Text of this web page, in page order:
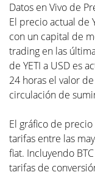
Datos en Vivo de
El precio actual de
con un capital de
trading en las
de YETI a USD es
24 horas el valor
circulación de
El gráfico de
tarifas entre las
fiat. Incluyendo BTC
tarifas de